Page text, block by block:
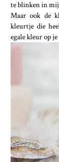
te blinken in
Maar ook de
kleurtje die
egale kleur op